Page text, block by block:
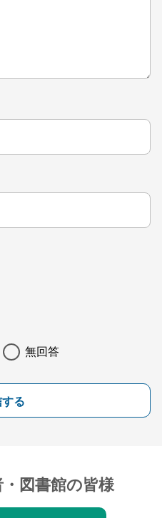
無回答
る
図書館の皆様